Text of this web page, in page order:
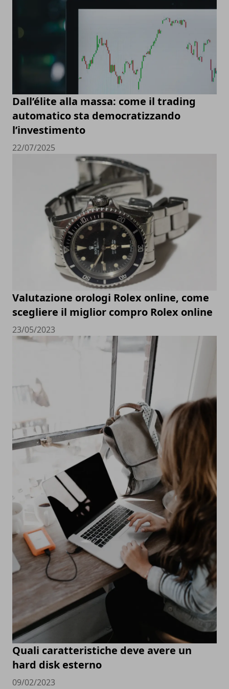
Dall’élite alla massa: come il trading
automatico sta democratizzando
l’investimento
22/07/2025
Valutazione orologi Rolex online, come
scegliere il miglior compro Rolex online
23/05/2023
Quali caratteristiche deve avere un
hard disk esterno
09/02/2023